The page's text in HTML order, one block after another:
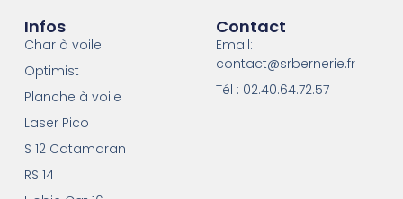
Infos
Char à voile
Optimist
Planche à voile
Laser Pico
S 12 Catamaran
RS 14
Contact
Email:
contact@srbernerie.fr
Tél : 02.40.64.72.57